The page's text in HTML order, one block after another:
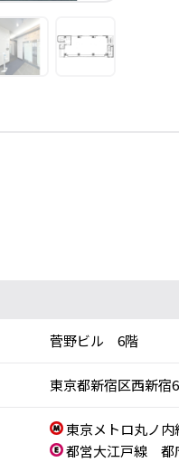
菅野ビル 6階
東京都新宿区西新宿
東京メトロ丸ノ
都営大江戸線 都